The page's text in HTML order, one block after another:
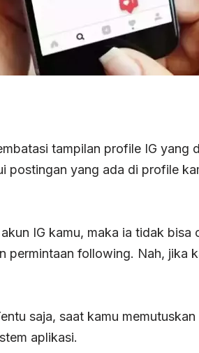
tampilan profile IG yang
postingan yang ada di profile
IG kamu, maka ia tidak bisa
following. Nah, jika
saja, saat kamu
aplikasi.